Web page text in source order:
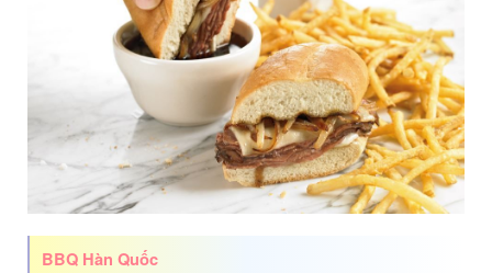
BBQ Hàn Quốc